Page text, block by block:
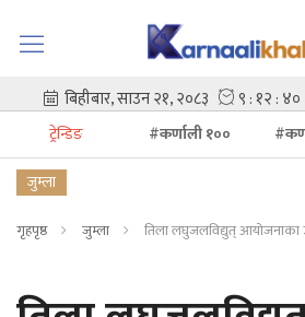
ट्रेन्डिङ #कर्णाली १००
जुम्ला
गृहपृष्ठ जुम्ला तिला लघुजलविद्युत्